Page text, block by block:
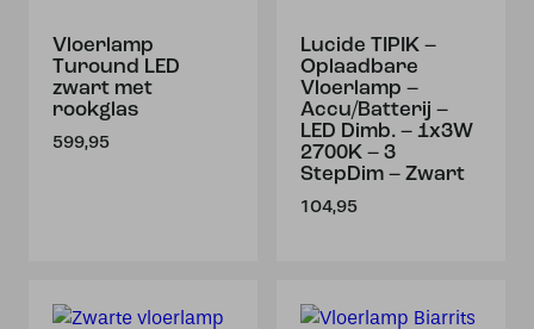
Vloerlamp
Turound LED
zwart met
rookglas
599,95
Lucide TIPIK –
Oplaadbare
Vloerlamp –
Accu/Batterij –
LED Dimb. – 1x3W
2700K – 3
StepDim – Zwart
104,95